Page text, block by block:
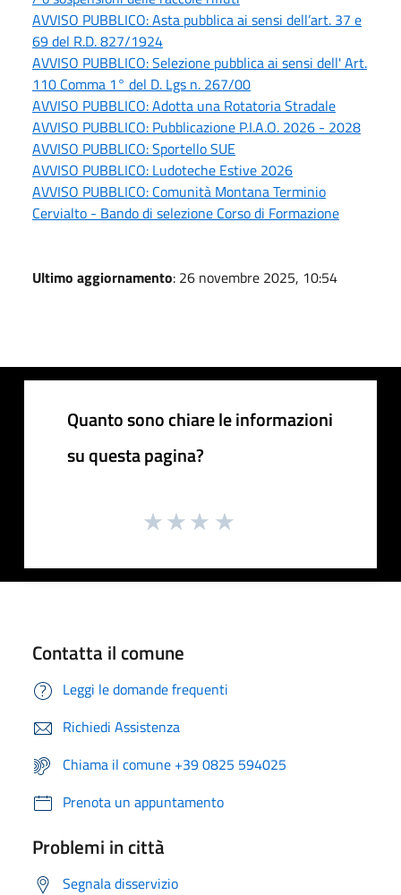
AVVISO PUBBLICO: Asta pubblica ai sensi dell’art. 37 e
69 del R.D. 827/1924
AVVISO PUBBLICO: Selezione pubblica ai sensi dell' Art.
110 Comma 1° del D. Lgs n. 267/00
AVVISO PUBBLICO: Adotta una Rotatoria Stradale
AVVISO PUBBLICO: Pubblicazione P.I.A.O. 2026 - 2028
AVVISO PUBBLICO: Sportello SUE
AVVISO PUBBLICO: Ludoteche Estive 2026
AVVISO PUBBLICO: Comunità Montana Terminio
Cervialto - Bando di selezione Corso di Formazione
Ultimo aggiornamento: 26 novembre 2025, 10:54
Quanto sono chiare le informazioni
su questa pagina?
Contatta il comune
Leggi le domande frequenti
Richiedi Assistenza
Chiama il comune +39 0825 594025
Prenota un appuntamento
Problemi in città
Segnala disservizio